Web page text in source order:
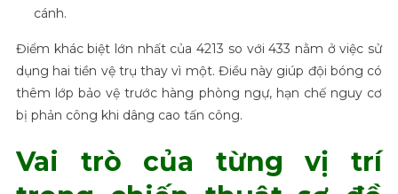
cánh.
Điểm khác biệt lớn nhất của 4213 so với 433 nằm ở việc sử
dụng hai tiền vệ trụ thay vì một. Điều này giúp đội bóng có
thêm lớp bảo vệ trước hàng phòng ngự, hạn chế nguy cơ
bị phản công khi dâng cao tấn công.
Vai trò của từng vị trí